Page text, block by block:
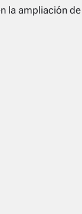
la ampliación